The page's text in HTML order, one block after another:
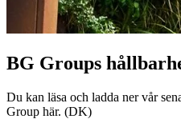
BG Groups
Du kan läsa och ladda ner vår
Group här. (DK)